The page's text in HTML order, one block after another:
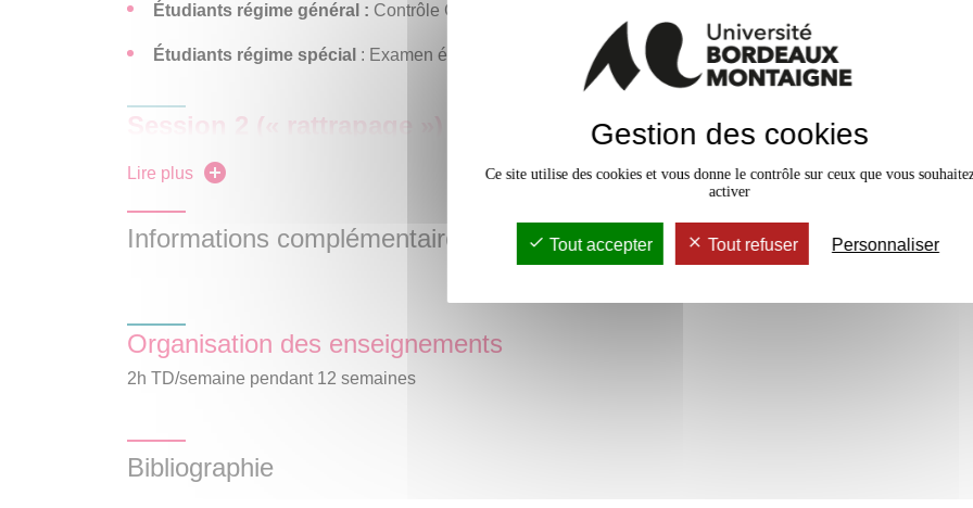
Étudiants régime général : Contrôle Continu
Étudiants régime spécial : Examen écrit 2h
Session 2 (« rattrapage ») :
Étudiants régime général
Lire plus
Informations complémentaires
Organisation des enseignements
2h TD/semaine pendant 12 semaines
Bibliographie
Gestion des cookies
Ce site utilise des cookies et vous donne le contrôle sur ceux que vous
activer
Tout accepter Tout refuser Personnaliser